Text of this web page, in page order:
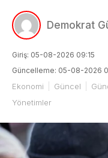
Demokrat
Giriş: 05-08-2026 09:15
Güncelleme: 05-08-2026
Ekonomi Güncel
Yönetimler